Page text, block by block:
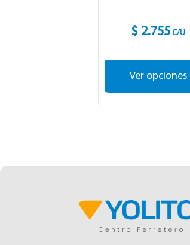
$ 2.755 C/U
Ver opciones